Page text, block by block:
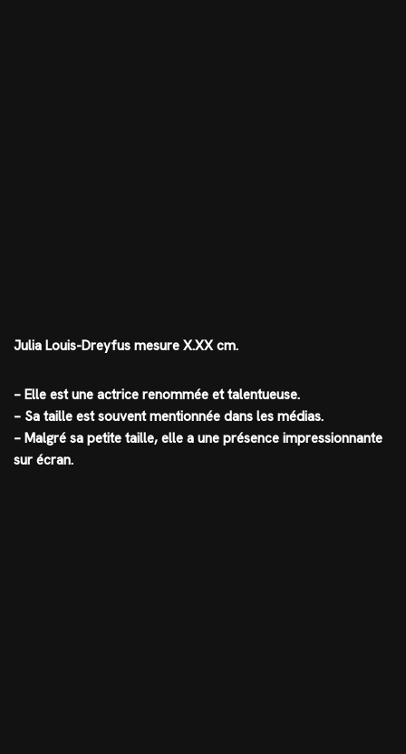
Julia Louis-Dreyfus mesure X.XX cm.
– Elle est une actrice renommée et talentueuse.
– Sa taille est souvent mentionnée dans les médias.
– Malgré sa petite taille, elle a une présence impressionnante
sur écran.